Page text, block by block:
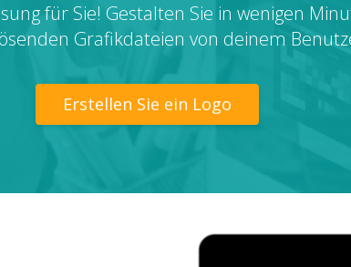
für Sie! Gestalten Sie in wenigen
Grafikdateien von deinem
Erstellen Sie ein Logo